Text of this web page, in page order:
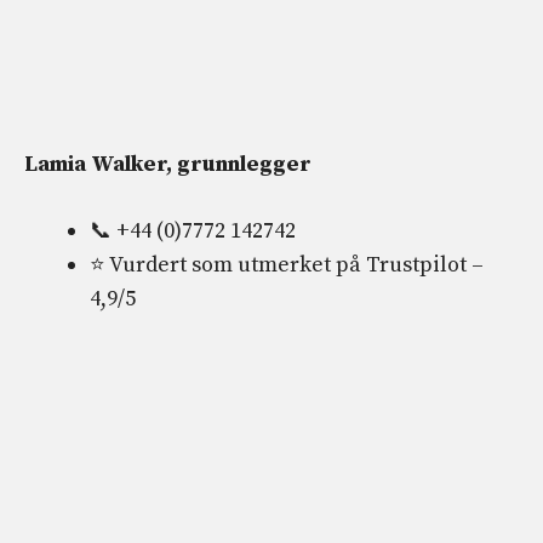
Lamia Walker, grunnlegger
📞 +44 (0)7772 142742
⭐ Vurdert som utmerket på Trustpilot –
4,9/5